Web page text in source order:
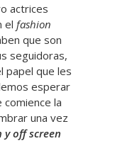
actrices
el fashion
que son
seguidoras,
papel que les
esperar
la
una vez
y off screen